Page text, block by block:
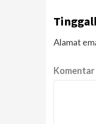
Alamat
Komentar